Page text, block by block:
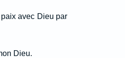
avec Dieu par
Dieu.